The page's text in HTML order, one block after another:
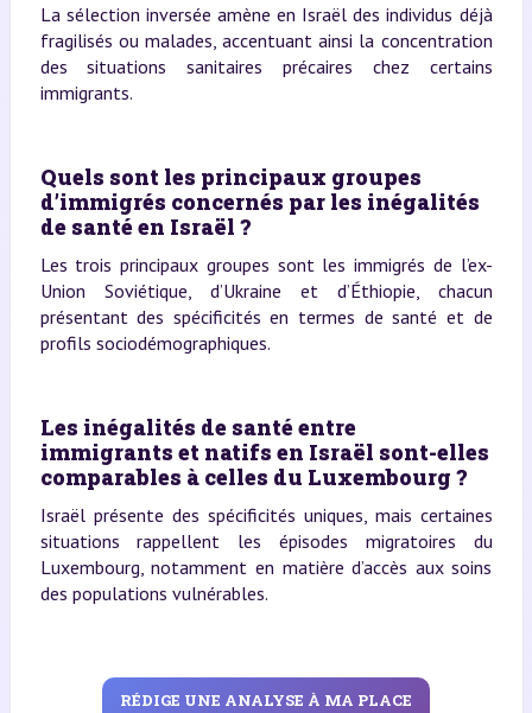
La sélection inversée amène en Israël des individus déjà
fragilisés ou malades, accentuant ainsi la concentration
des situations sanitaires précaires chez certains
immigrants.
Quels sont les principaux groupes
d’immigrés concernés par les inégalités
de santé en Israël ?
Les trois principaux groupes sont les immigrés de l’ex-
Union Soviétique, d’Ukraine et d’Éthiopie, chacun
présentant des spécificités en termes de santé et de
profils sociodémographiques.
Les inégalités de santé entre
immigrants et natifs en Israël sont-elles
comparables à celles du Luxembourg ?
Israël présente des spécificités uniques, mais certaines
situations rappellent les épisodes migratoires du
Luxembourg, notamment en matière d’accès aux soins
des populations vulnérables.
RÉDIGE UNE ANALYSE À MA PLACE